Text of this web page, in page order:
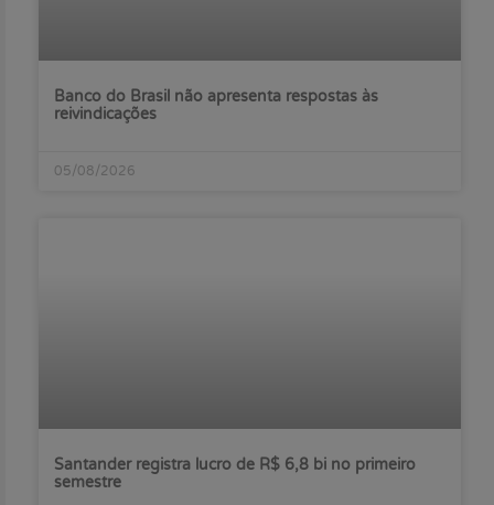
Banco do Brasil não apresenta respostas às
reivindicações
05/08/2026
Santander registra lucro de R$ 6,8 bi no primeiro
semestre